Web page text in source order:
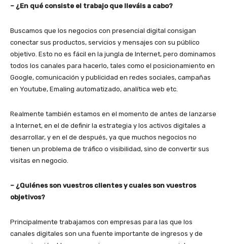
– ¿En qué consiste el trabajo que lleváis a cabo?
Buscamos que los negocios con presencial digital consigan
conectar sus productos, servicios y mensajes con su público
objetivo. Esto no es fácil en la jungla de Internet, pero dominamos
todos los canales para hacerlo, tales como el posicionamiento en
Google, comunicación y publicidad en redes sociales, campañas
en Youtube, Emaling automatizado, analítica web etc.
Realmente también estamos en el momento de antes de lanzarse
a Internet, en el de definir la estrategia y los activos digitales a
desarrollar, y en el de después, ya que muchos negocios no
tienen un problema de tráfico o visibilidad, sino de convertir sus
visitas en negocio.
– ¿Quiénes son vuestros clientes y cuales son vuestros
objetivos?
Principalmente trabajamos con empresas para las que los
canales digitales son una fuente importante de ingresos y de